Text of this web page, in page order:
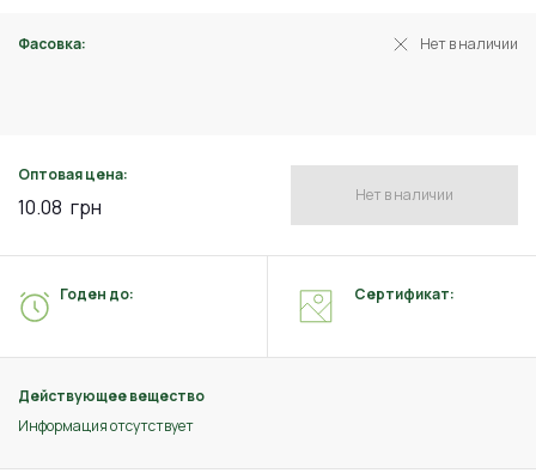
Фасовка: Нет в наличии
Оптовая цена:
10.08 грн Нет в наличии
Действующее вещество
Информация отсутствует
Годен до: Сертификат: